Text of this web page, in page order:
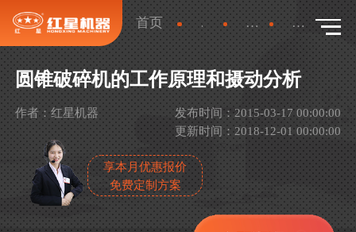
首页 新闻 行业新闻 详情
圆锥破碎机的工作原理和摄动分析
作者：红星机器
发布时间：2015-03-17 00:00:00
更新时间：2018-12-01 00:00:00
享本月优惠报价
免费定制方案